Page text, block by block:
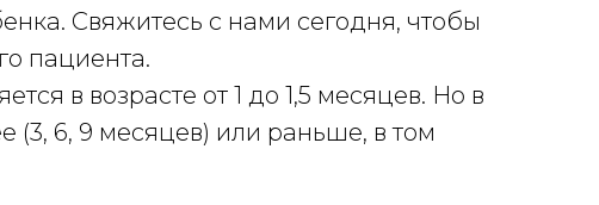
Свяжитесь с нами сегодня, чтобы
пациента.
в возрасте от 1 до 1,5 месяцев. Но в
(3, 6, 9 месяцев) или раньше, в том